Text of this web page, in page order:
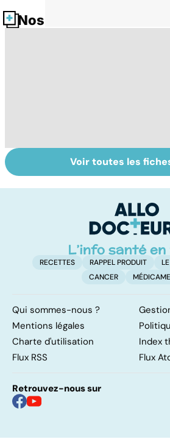
Nos fiches santé
Automutilation :
des ados en
Voir toutes les
RECETTES RAPPEL PRODUIT
CANCER
Qui sommes-nous ?
Mentions légales
Charte d'utilisation
Index
Flux RSS
Flux
Retrouvez-nous sur